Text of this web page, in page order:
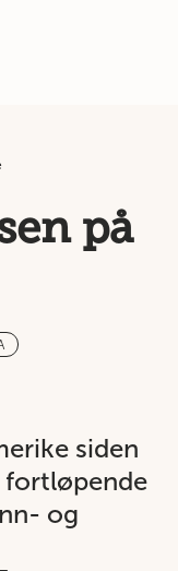
på
siden
fortløpende
og